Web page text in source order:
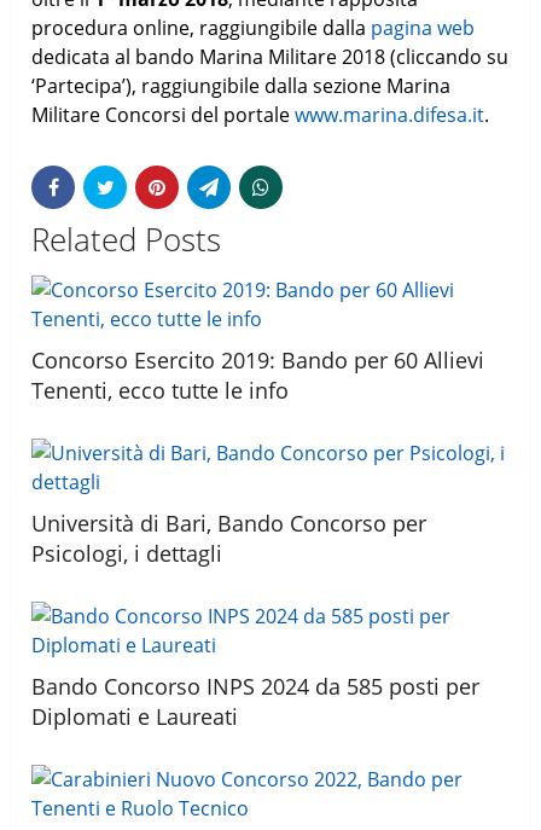
procedura online, raggiungibile dalla pagina web
dedicata al bando Marina Militare 2018 (cliccando su
‘Partecipa’), raggiungibile dalla sezione Marina
Militare Concorsi del portalewww.marina.difesa.it.
Related Posts
Concorso Esercito 2019: Bando per 60 Allievi
Tenenti, ecco tutte le info
Università di Bari, Bando Concorso per
Psicologi, i dettagli
Bando Concorso INPS 2024 da 585 posti per
Diplomati e Laureati